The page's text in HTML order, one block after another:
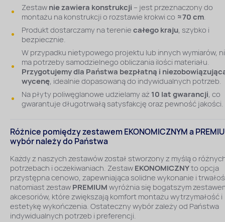
Zestawnie zawiera konstrukcji – jest przeznaczony do
montażu na konstrukcji o rozstawie krokwi co ≈70 cm.
Produkt dostarczamy na tereniecałego kraju, szybko i
bezpiecznie.
W przypadku nietypowego projektu lub innych wymiarów,
ma potrzeby samodzielnego obliczania ilości materiału.
Przygotujemy dla Państwa bezpłatną i
wycenę, idealnie dopasowaną do indywidualnych potrzeb.
Na płyty poliwęglanowe udzielamy aż 10 lat gwarancji, co
gwarantuje długotrwałą satysfakcję oraz pewność jakości.
Różnice pomiędzy zestawem EKONOMICZNYM a
wybór należy do Państwa
Każdy z naszych zestawów został stworzony z myślą o
potrzebach i oczekiwaniach. ZestawEKONOMICZNYto opcja
przystępna cenowo, zapewniająca solidne wykonanie i
natomiast zestawPREMIUMwyróżnia się bogatszym
akcesoriów, które zwiększają komfort montażu wytrzymałość i
estetykę wykończenia. Ostateczny wybór zależy od Państwa
indywidualnych potrzeb i preferencji.